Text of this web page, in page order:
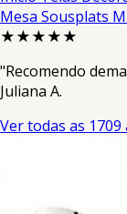
Mesa Sousplats
★★★★★
"Recomendo
Juliana A.
Ver todas as 1709